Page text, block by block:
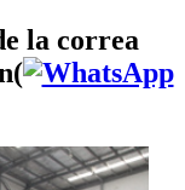
la correa